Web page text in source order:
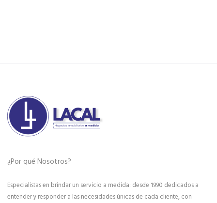
¿Por qué Nosotros?
Especialistas en brindar un servicio a medida: desde 1990 dedicados a
entender y responder a las necesidades únicas de cada cliente, con